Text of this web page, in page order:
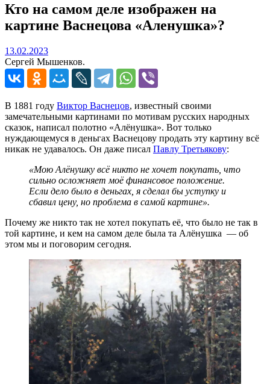
Кто на самом деле изображен на
картине Васнецова «Аленушка»?
13.02.202313.02.2023
Сергей Мышенков.
В 1881 году Виктор Васнецов, известный своими
замечательными картинами по мотивам русских народных
сказок, написал полотно «Алёнушка». Вот только
нуждающемуся в деньгах Васнецову продать эту картину всё
никак не удавалось. Он даже писал Павлу Третьякову:
«Мою Алёнушку всё никто не хочет покупать, что
сильно осложняет моё финансовое положение.
Если дело было в деньгах, я сделал бы уступку и
сбавил цену, но проблема в самой картине».
Почему же никто так не хотел покупать её, что было не так в
той картине, и кем на самом деле была та Алёнушка — об
этом мы и поговорим сегодня.